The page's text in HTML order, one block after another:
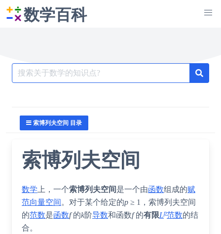
数学百科
Search
for:
索博列夫空间 目录
索博列夫空间
数学 上，一个索博列夫空间是一个由函数组成的赋
范向量空间 。对于某个给定的p ≥ 1，索博列夫空间
的范数是函数f的k阶导数和函数f的有限Lp范数的结
合。